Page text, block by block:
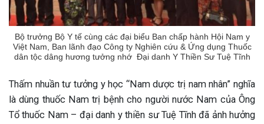
Bộ trưởng Bộ Y tế cùng các đại biểu Ban chấp hành Hội Nam y
Việt Nam, Ban lãnh đạo Công ty Nghiên cứu & Ứng dụng Thuốc
dân tộc dâng hương tưởng nhớ Đại danh Y Thiền Sư Tuệ Tĩnh
Thấm nhuần tư tưởng y học “Nam dược trị nam nhân” nghĩa
là dùng thuốc Nam trị bệnh cho người nước Nam của Ông
Tổ thuốc Nam – đại danh y thiền sư Tuệ Tĩnh đã ảnh hưởng